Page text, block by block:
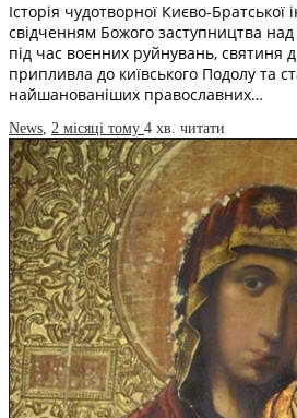
Історія чудотворної Києво-Братської
свідченням Божого заступництва
під час воєнних руйнувань,
припливла до київського Подолу та
найшанованіших православних…
News, 2 місяці тому 4 хв. читати